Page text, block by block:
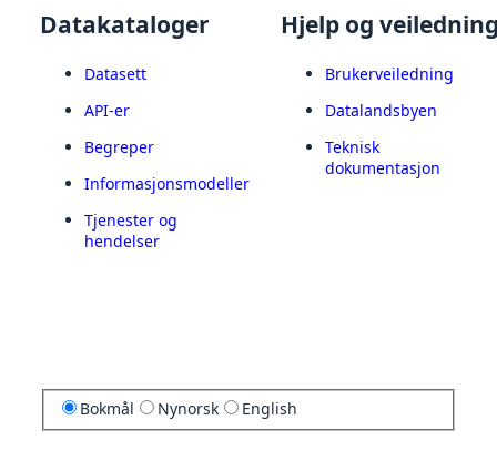
Datakataloger
Datasett
API-er
Begreper
Informasjonsmodeller
Tjenester og
hendelser
Hjelp og
Brukerveiledning
Datalandsbyen
Teknisk
dokumentasjon
Bokmål Nynorsk English